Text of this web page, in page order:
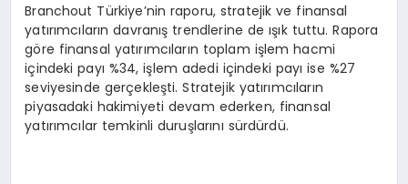
Branchout Türkiye’nin raporu, stratejik ve finansal
yatırımcıların davranış trendlerine de ışık tuttu. Rapora
göre finansal yatırımcıların toplam işlem hacmi
içindeki payı %34, işlem adedi içindeki payı ise %27
seviyesinde gerçekleşti. Stratejik yatırımcıların
piyasadaki hakimiyeti devam ederken, finansal
yatırımcılar temkinli duruşlarını sürdürdü.